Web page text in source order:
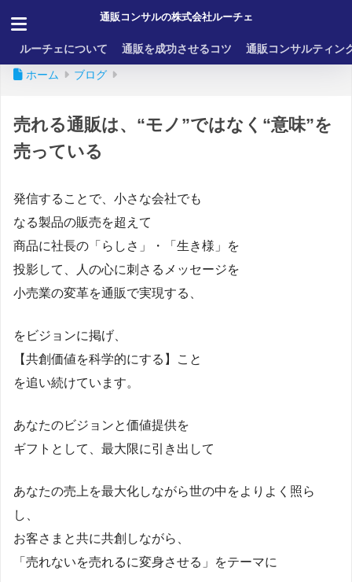
通販コンサルの株式会社ルーチェ
ルーチェについて 通販を成功させるコツ 通販コンサルティン
ホーム ブログ
売れる通販は、“モノ”ではなく“意味”を
売っている
発信することで、小さな会社でも
なる製品の販売を超えて
商品に社長の「らしさ」・「生き様」を
投影して、人の心に刺さるメッセージを
小売業の変革を通販で実現する、
をビジョンに掲げ、
【共創価値を科学的にする】こと
を追い続けています。
あなたのビジョンと価値提供を
ギフトとして、最大限に引き出して
あなたの売上を最大化しながら世の中をよりよく照ら
し、
お客さまと共に共創しながら、
「売れないを売れるに変身させる」をテーマに